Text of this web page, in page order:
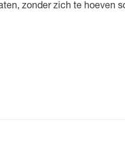
zonder zich te hoeven